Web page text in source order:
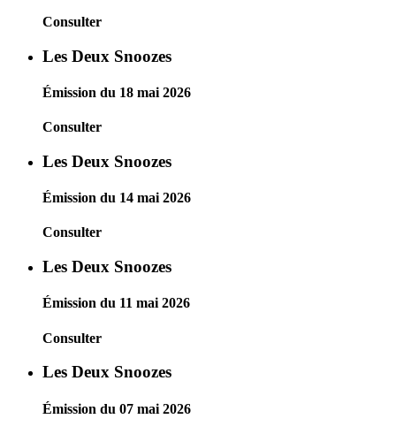
Consulter
Les Deux Snoozes
Émission du 18 mai 2026
Consulter
Les Deux Snoozes
Émission du 14 mai 2026
Consulter
Les Deux Snoozes
Émission du 11 mai 2026
Consulter
Les Deux Snoozes
Émission du 07 mai 2026